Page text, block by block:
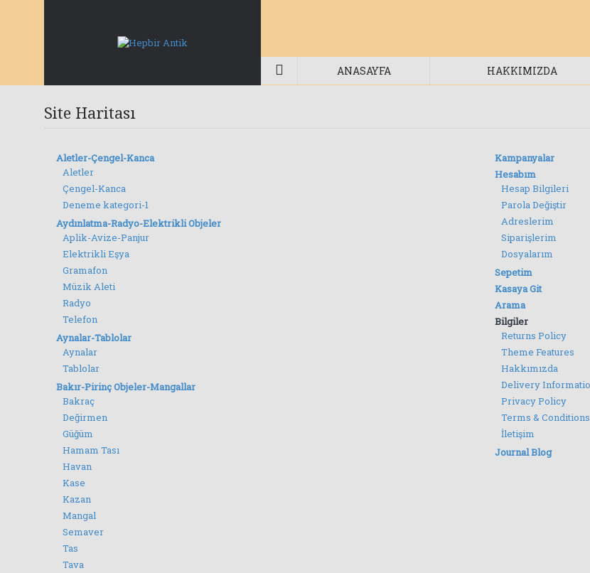
ANASAYFA HAKKIMIZDA
Site Haritası
Aletler-Çengel-Kanca
Aletler
Çengel-Kanca
Deneme kategori-1
Aydınlatma-Radyo-Elektrikli Objeler
Aplik-Avize-Panjur
Elektrikli Eşya
Gramafon
Müzik Aleti
Radyo
Telefon
Aynalar-Tablolar
Aynalar
Tablolar
Bakır-Pirinç Objeler-Mangallar
Bakraç
Değirmen
Güğüm
Hamam Tası
Havan
Kase
Kazan
Mangal
Semaver
Tas
Tava
Kampanyalar
Hesabım
Hesap Bilgileri
Parola Değiştir
Adreslerim
Siparişlerim
Dosyalarım
Sepetim
Kasaya Git
Arama
Bilgiler
Returns Policy
Theme Features
Hakkımızda
Delivery
Privacy Policy
Terms & Conditions
İletişim
Journal Blog